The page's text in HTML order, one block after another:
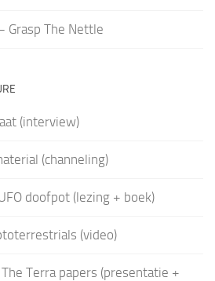
Grasp The Nettle
(interview)
(channeling)
doofpot (lezing + boek)
(video)
Terra papers (presentatie +